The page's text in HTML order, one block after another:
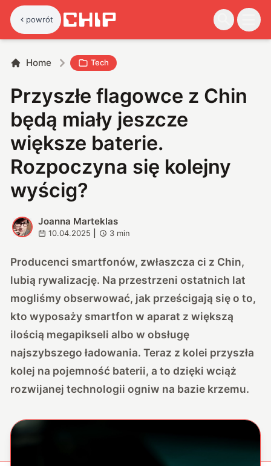
powrót
Home Tech
Przyszłe flagowce z Chin
będą miały jeszcze
większe baterie.
Rozpoczyna się kolejny
wyścig?
J
Joanna Marteklas
10.04.2025 3 min
Producenci smartfonów, zwłaszcza ci z Chin,
lubią rywalizację. Na przestrzeni ostatnich lat
mogliśmy obserwować, jak prześcigają się o to,
kto wyposaży smartfon w aparat z większą
ilością megapikseli albo w obsługę
najszybszego ładowania. Teraz z kolei przyszła
kolej na pojemność baterii, a to dzięki wciąż
rozwijanej technologii ogniw na bazie krzemu.